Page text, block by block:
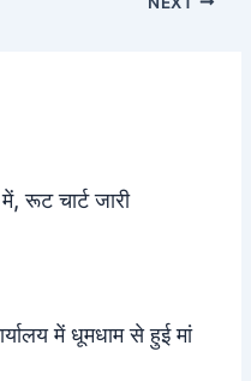
रूट चार्ट जारी
में धूमधाम से हुई मां